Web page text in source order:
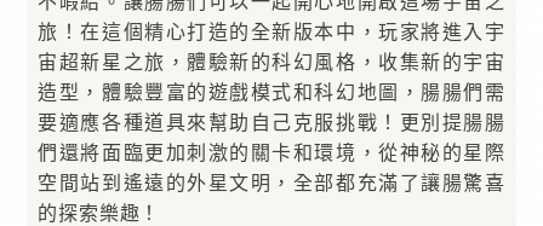
旅！在這個精心打造的全新版本中，玩家將進入宇
宙超新星之旅，體驗新的科幻風格，收集新的宇宙
造型，體驗豐富的遊戲模式和科幻地圖，腸腸們需
要適應各種道具來幫助自己克服挑戰！更別提腸腸
們還將面臨更加刺激的關卡和環境，從神秘的星際
空間站到遙遠的外星文明，全部都充滿了讓腸驚喜
的探索樂趣！